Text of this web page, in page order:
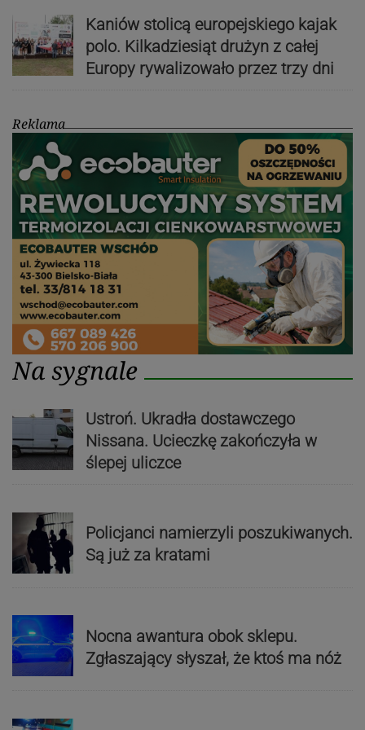
Kaniów stolicą europejskiego kajak
polo. Kilkadziesiąt drużyn z całej
Europy rywalizowało przez trzy dni
Reklama
Na sygnale
Ustroń. Ukradła dostawczego
Nissana. Ucieczkę zakończyła w
ślepej uliczce
Policjanci namierzyli poszukiwanych.
Są już za kratami
Nocna awantura obok sklepu.
Zgłaszający słyszał, że ktoś ma nóż